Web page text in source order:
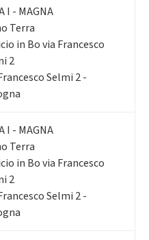
I - MAGNA
Terra
in Bo via Francesco
2
Selmi 2 -
I - MAGNA
Terra
in Bo via Francesco
2
Selmi 2 -